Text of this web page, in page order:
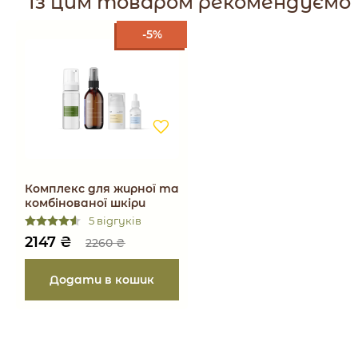
-5%
Комплекс для жирної та
комбінованої шкіри
5 відгуків
2147 ₴ 2260₴